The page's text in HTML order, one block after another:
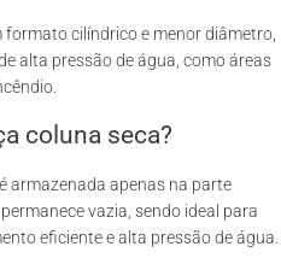
cilíndrico e menor diâmetro,
alta pressão de água, como áreas
coluna seca?
armazenada apenas na parte
vazia, sendo ideal para
eficiente e alta pressão de água.